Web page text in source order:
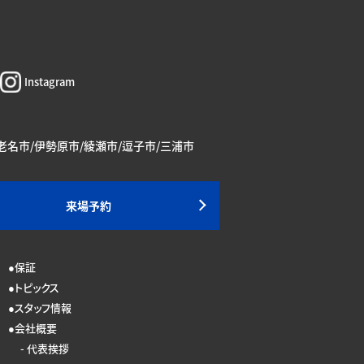
Instagram
名市/伊勢原市/綾瀬市/逗子市/三浦市
来場予約
保証
トピックス
スタッフ情報
会社概要
代表挨拶